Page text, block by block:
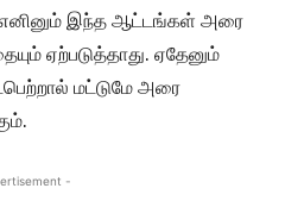
எனினும் இந்த ஆட்டங்கள் அரை
ஏற்படுத்தாது. ஏதேனும்
மட்டுமே அரை
-